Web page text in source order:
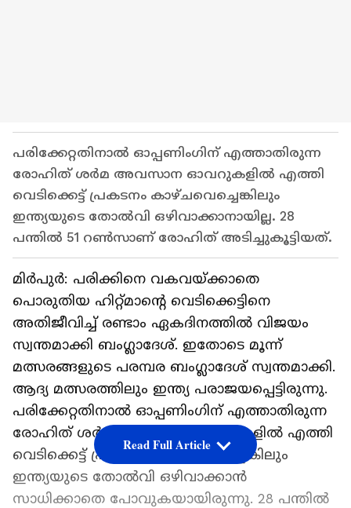
പരിക്കേറ്റതിനാല്‍ ഓപ്പണിംഗിന് എത്താതിരുന്ന
രോഹിത് ശര്‍മ അവസാന ഓവറുകളില്‍ എത്തി
വെടിക്കെട്ട് പ്രകടനം കാഴ്ചവെച്ചെങ്കിലും
ഇന്ത്യയുടെ തോല്‍വി ഒഴിവാക്കാനായില്ല. 28
പന്തില്‍ 51 റണ്‍സാണ് രോഹിത് അടിച്ചുകൂട്ടിയത്.
മിര്‍പുര്‍: പരിക്കിനെ വകവയ്ക്കാതെ
പൊരുതിയ ഹിറ്റ്മാന്‍റെ വെടിക്കെട്ടിനെ
അതിജീവിച്ച് രണ്ടാം ഏകദിനത്തില്‍ വിജയം
സ്വന്തമാക്കി ബംഗ്ലാദേശ്. ഇതോടെ മൂന്ന്
മത്സരങ്ങളുടെ പരമ്പര ബംഗ്ലാദേശ് സ്വന്തമാക്കി.
ആദ്യ മത്സരത്തിലും ഇന്ത്യ പരാജയപ്പെട്ടിരുന്നു.
പരിക്കേറ്റതിനാല്‍ ഓപ്പണിംഗിന് എത്താതിരുന്ന
രോഹിത് ശര്‍മ അവസാന ഓവറുകളില്‍ എത്തി
വെടിക്കെട്ട് പ്രകടനം കാഴ്ചവെച്ചെങ്കിലും
ഇന്ത്യയുടെ തോല്‍വി ഒഴിവാക്കാന്‍
സാധിക്കാതെ പോവുകയായിരുന്നു. 28 പന്തില്‍
Read Full Article